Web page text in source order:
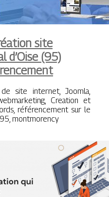
site
d’Oise (95)
site internet, Joomla,
Creation et
référencement sur le
montmorency